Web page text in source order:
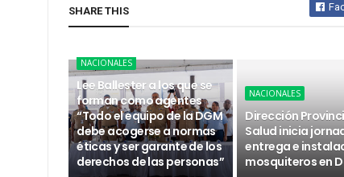
SHARE THIS
NACIONALES
Lee Ballester a los que se
forman como agentes
“Todo el equipo de la DGM
debe acogerse a normas
éticas y ser garante de los
derechos de las personas”
NACIONALES
Dirección
Salud inicia
entrega e
mosquiteros en